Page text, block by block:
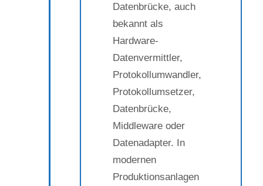
Datenbrücke, auch
bekannt als
Hardware-
Datenvermittler,
Protokollumwandler,
Protokollumsetzer,
Datenbrücke,
Middleware oder
Datenadapter. In
modernen
Produktionsanlagen